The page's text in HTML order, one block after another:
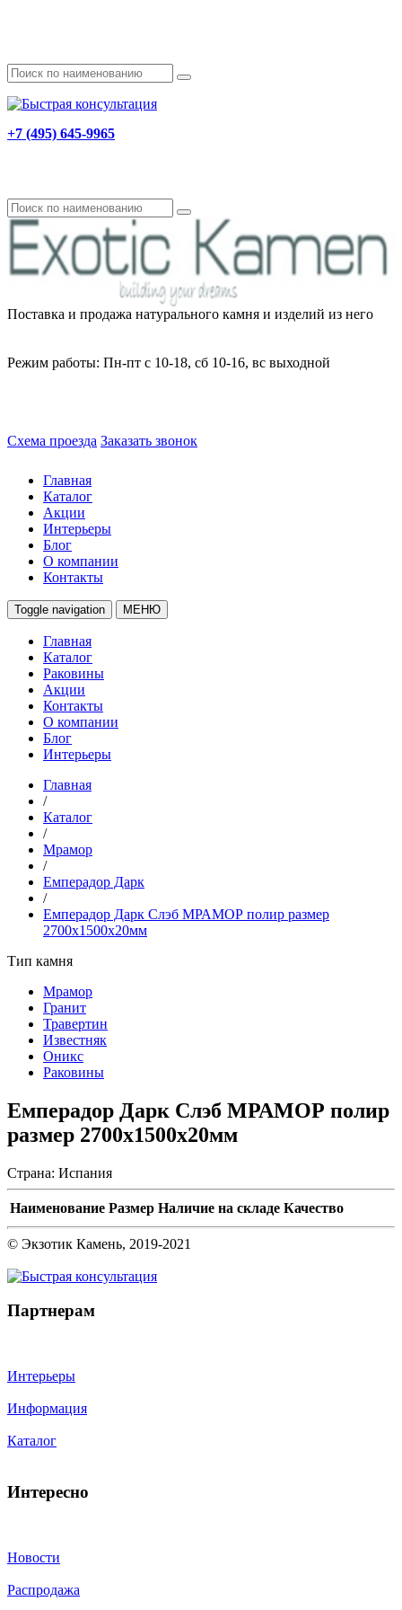
+7 (495) 645-9965
Поставка и продажа натурального камня и изделий из него
Режим работы: Пн-пт с 10-18, сб 10-16, вс выходной
Схема проезда Заказать звонок
Главная
Каталог
Акции
Интерьеры
Блог
О компании
Контакты
Toggle navigation МЕНЮ
Главная
Каталог
Раковины
Акции
Контакты
О компании
Блог
Интерьеры
Главная
/
Каталог
/
Мрамор
/
Емперадор Дарк
/
Емперадор Дарк Слэб МРАМОР полир размер
2700х1500х20мм
Тип камня
Мрамор
Гранит
Травертин
Известняк
Оникс
Раковины
Емперадор Дарк Слэб МРАМОР полир
размер 2700х1500х20мм
Страна: Испания
Наименование Размер Наличие на складе Качество
© Экзотик Камень, 2019-2021
Партнерам
Интерьеры
Информация
Каталог
Интересно
Новости
Распродажа